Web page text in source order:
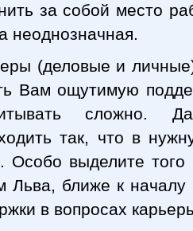
за собой место
неоднозначная.
(деловые и
Вам ощутимую
сложно.
так, что в
Особо выделите того
Льва, ближе к
в вопросах